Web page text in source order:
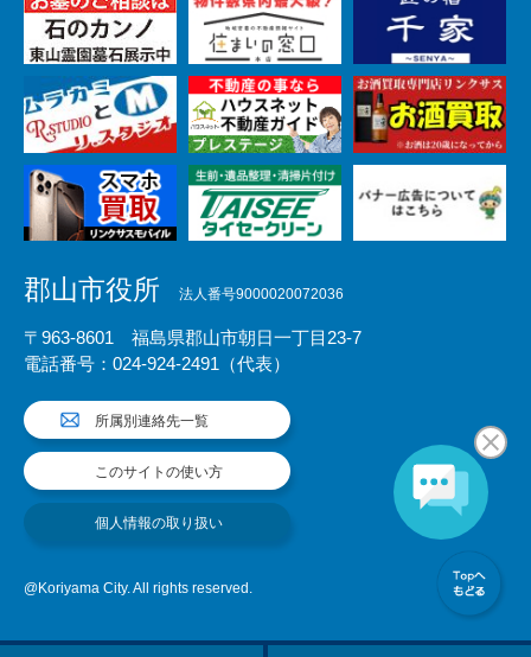
郡山市役所 法人番号9000020072036
〒963-8601 福島県郡山市朝日一丁目23-7
電話番号：024-924-2491（代表）
所属別連絡先一覧
このサイトの使い方
個人情報の取り扱い
@Koriyama City. All rights reserved.